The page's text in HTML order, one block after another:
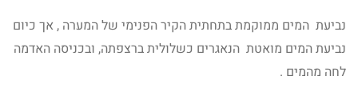
נביעת המים ממוקמת בתחתית הקיר הפנימי של המערה , אך כיום
נביעת המים מואטת הנאגרים כשלולית ברצפתה, ובכניסה האדמה
לחה מהמים .